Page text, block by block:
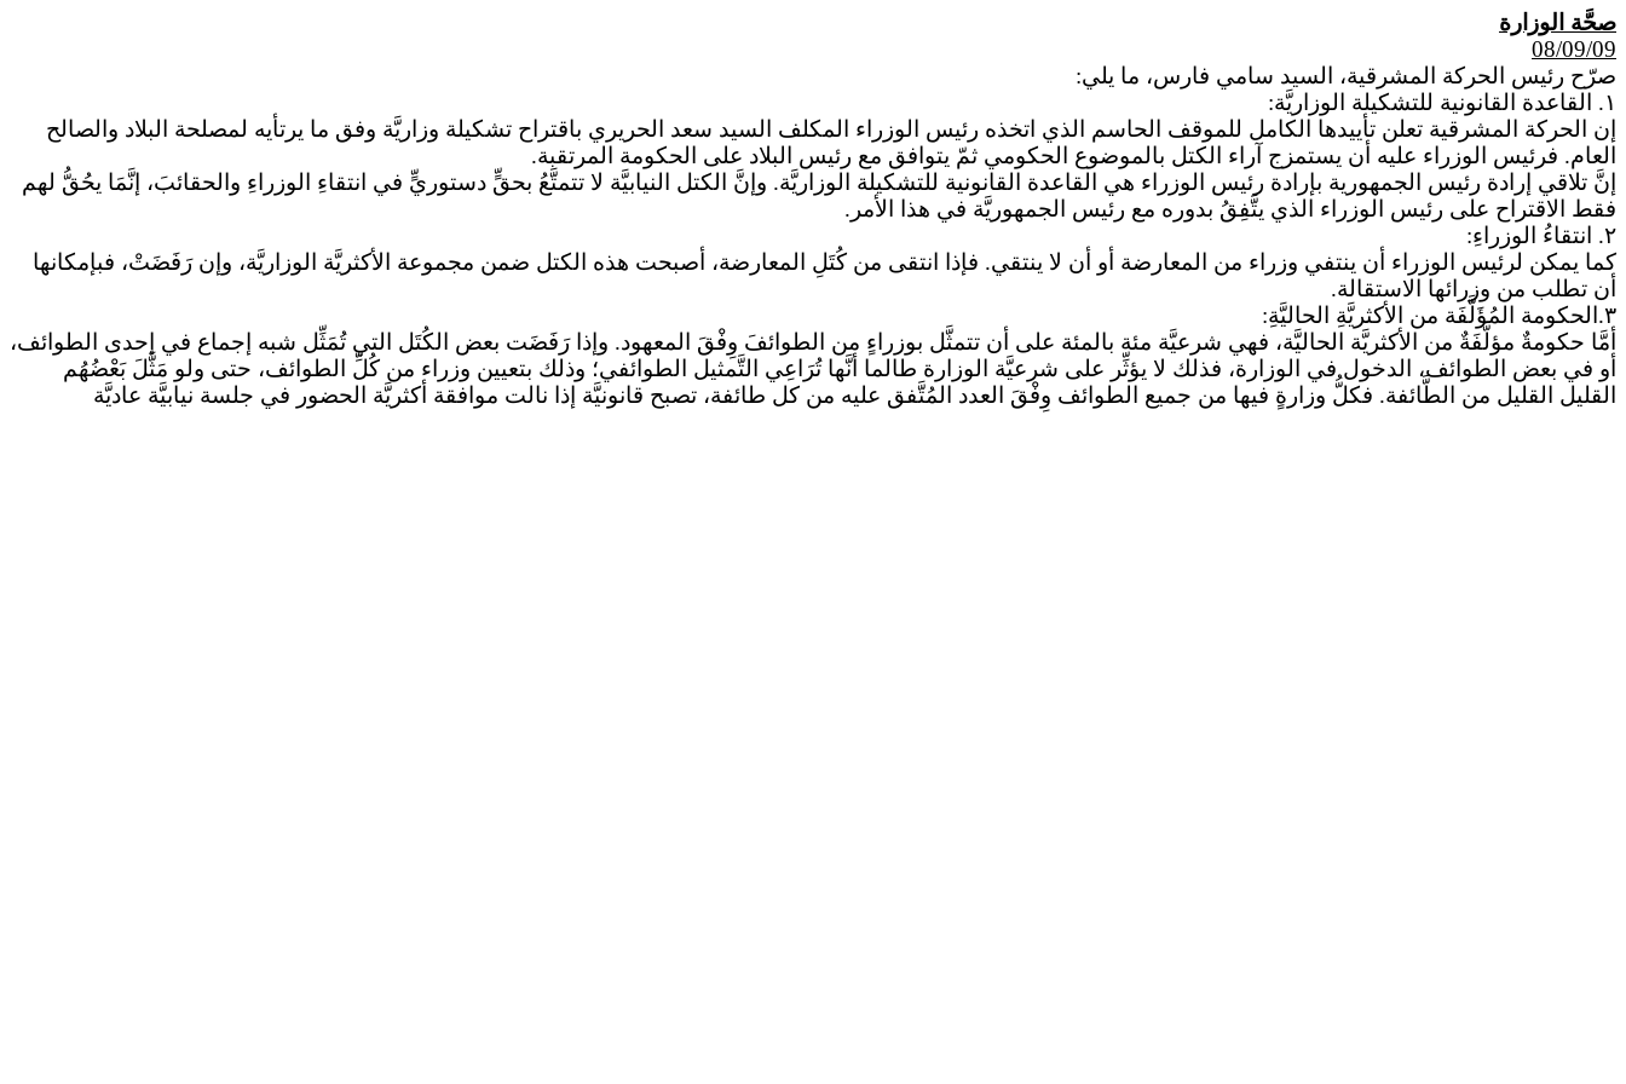
صحَّة الوزارة
08/09/09
صرّح رئيس الحركة المشرقية، السيد سامي فارس، ما يلي:
١. القاعدة القانونية للتشكيلة الوزاريَّة:
إن الحركة المشرقية تعلن تأييدها الكامل للموقف الحاسم الذي اتخذه رئيس الوزراء المكلف السيد سعد الحريري باقتراح تشكيلة وزاريَّة وفق ما يرتأيه لمصلحة البلاد والصالح
العام. فرئيس الوزراء عليه أن يستمزج آراء الكتل بالموضوع الحكومي ثمّ يتوافق مع رئيس البلاد على الحكومة المرتقبة.
إنَّ تلاقي إرادة رئيس الجمهورية بإرادة رئيس الوزراء هي القاعدة القانونية للتشكيلة الوزاريَّة. وإنَّ الكتل النيابيَّة لا تتمتَّعُ بحقٍّ دستوريٍّ في انتقاءِ الوزراءِ والحقائبَ، إنَّمَا يحُقُّ لهم
فقط الاقتراح على رئيس الوزراء الذي يتَّفِقُ بدوره مع رئيس الجمهوريَّة في هذا الأمر.
٢. انتقاءُ الوزراءِ:
كما يمكن لرئيس الوزراء أن ينتفي وزراء من المعارضة أو أن لا ينتقي. فإذا انتقى من كُتَلِ المعارضة، أصبحت هذه الكتل ضمن مجموعة الأكثريَّة الوزاريَّة، وإن رَفَضَتْ، فبإمكانها
أن تطلب من وزرائها الاستقالة.
٣.الحكومة المُؤَلَّفَة من الأكثريَّةِ الحاليَّةِ:
أمَّا حكومةٌ مؤلَّفَةٌ من الأكثريَّة الحاليَّة، فهي شرعيَّة مئة بالمئة على أن تتمثَّل بوزراءٍ من الطوائفَ وِفْقَ المعهود. وإذا رَفَضَت بعض الكُتَل التي تُمَثِّل شبه إجماع في إحدى الطوائف،
أو في بعض الطوائف، الدخول في الوزارة، فذلك لا يؤثِّر على شرعيَّة الوزارة طالما أنَّها تُرَاعِي التَّمثيل الطوائفي؛ وذلك بتعيين وزراء من كُلِّ الطوائف، حتى ولو مَثَّلَ بَعْضُهُم
القليل القليل من الطَّائفة. فكلُّ وزارةٍ فيها من جميع الطوائف وِفْقَ العدد المُتَّفق عليه من كل طائفة، تصبح قانونيَّة إذا نالت موافقة أكثريَّة الحضور في جلسة نيابيَّة عاديَّة